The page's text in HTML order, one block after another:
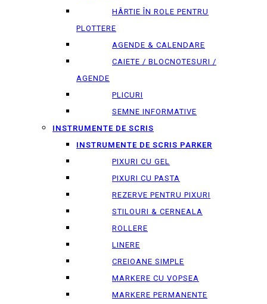
HÂRTIE ÎN ROLE PENTRU
PLOTTERE
AGENDE & CALENDARE
CAIETE / BLOCNOTESURI /
AGENDE
PLICURI
SEMNE INFORMATIVE
INSTRUMENTE DE SCRIS
INSTRUMENTE DE SCRIS PARKER
PIXURI CU GEL
PIXURI CU PASTA
REZERVE PENTRU PIXURI
STILOURI & СERNEALA
ROLLERE
LINERE
CREIOANE SIMPLE
MARKERE CU VOPSEA
MARKERE PERMANENTE